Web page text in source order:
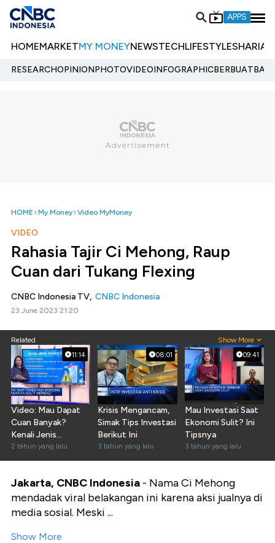
APPS
HOMEMARKETMY MONEYNEWSTECHLIFESTYLESHARIA
RESEARCHOPINIONPHOTOVIDEOINFOGRAPHIC
HOME My Money Video MyMoney
VIDEO
Rahasia Tajir Ci Mehong, Raup
Cuan dari Tukang Flexing
CNBC Indonesia TV, CNBC Indonesia
23 June 2023 21:20
Related Show More
11:14
Video: Mau Dapat
Cuan Banyak?
Kenali Jenis
Investasi &
Resikonya!
2 tahun yang lalu
08:01
Krisis Mengancam,
Simak Tips Investasi
Berikut Ini
3 tahun yang lalu
09:41
Mau Investasi Saat
Ekonomi Sulit? Ini
Tipsnya
3 tahun yang lalu
Jakarta, CNBC Indonesia - Nama Ci Mehong
mendadak viral belakangan ini karena aksi jualnya di
media sosial. Meski ...
Show More